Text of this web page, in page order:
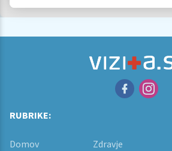
RUBRIKE:
Domov Zdravje